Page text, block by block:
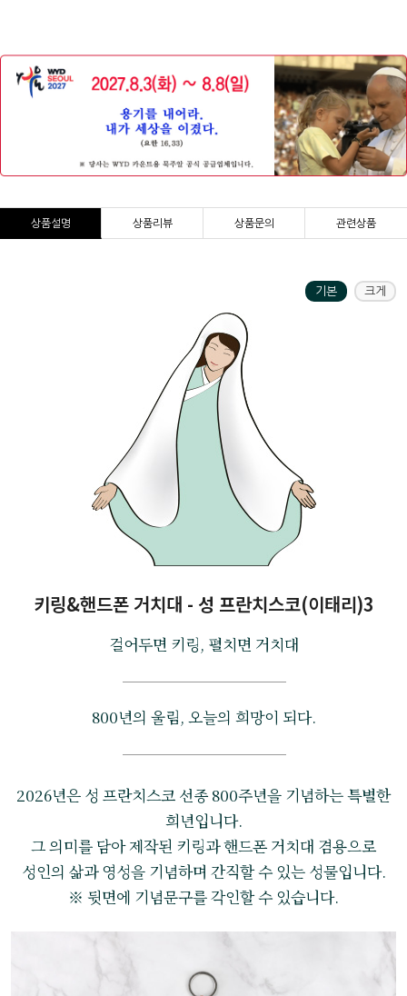
상품설명 상품리뷰 상품문의 관련상품
기본 크게
키링&핸드폰 거치대 - 성 프란치스코(이태리)3
걸어두면 키링, 펼치면 거치대
800년의 울림, 오늘의 희망이 되다.
2026년은 성 프란치스코 선종 800주년을 기념하는 특별한
희년입니다.
그 의미를 담아 제작된 키링과 핸드폰 거치대 겸용으로
성인의 삶과 영성을 기념하며 간직할 수 있는 성물입니다.
※ 뒷면에 기념문구를 각인할 수 있습니다.